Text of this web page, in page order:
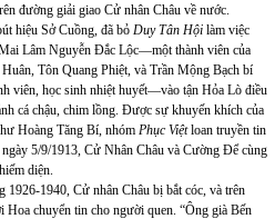
đường giải giao Cử nhân Châu về nước.
hiệu Sở Cuồng, đã bỏ Duy Tân Hội làm việc
Lâm Nguyễn Đắc Lộc—một thành viên của
Tôn Quang Phiệt, và Trần Mộng Bạch bí
viên, học sinh nhiệt huyết—vào tận Hỏa Lò điều
cá chậu, chim lồng. Được sự khuyến khích của
Hoàng Tăng Bí, nhóm Phục Việtloan truyền tin
5/9/1913, Cử Nhân Châu và Cường Để cùng
diện.
1926-1940, Cử nhân Châu bị bắt cóc, và trên
chuyển tin cho người quen. “Ông già Bến